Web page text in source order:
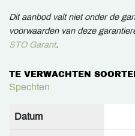
Dit aanbod valt niet onder de
voorwaarden van deze
STO Garant.
TE VERWACHTEN
Spechten
Datum